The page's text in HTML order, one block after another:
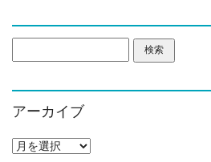
索:
アーカイブ
ア